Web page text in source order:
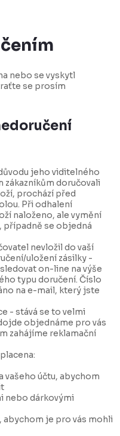
nebo se vyskytl
se prosím
jeho viditelného
zákazníkům doručovali
prochází před
Při odhalení
naloženo, ale vymění
případně se objedná
nevložil do vaší
uložení zásilky -
on-line na výše
typu doručení. Číslo
na e-mail, který jste
- stává se to velmi
objednáme pro vás
zahájíme reklamační
vašeho účtu, abychom
nebo dárkovými
je pro vás mohli